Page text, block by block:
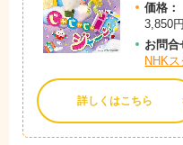
価格：
3,850円
お問合
NHK
詳しくはこちら